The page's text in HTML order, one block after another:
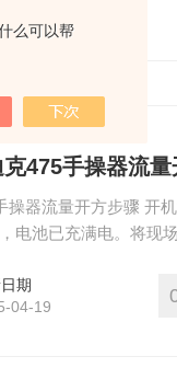
么可以帮
475手操器流
操器流量开方步骤 开
电池已充满电。将现
现场通讯器，可按住开
期
04-19